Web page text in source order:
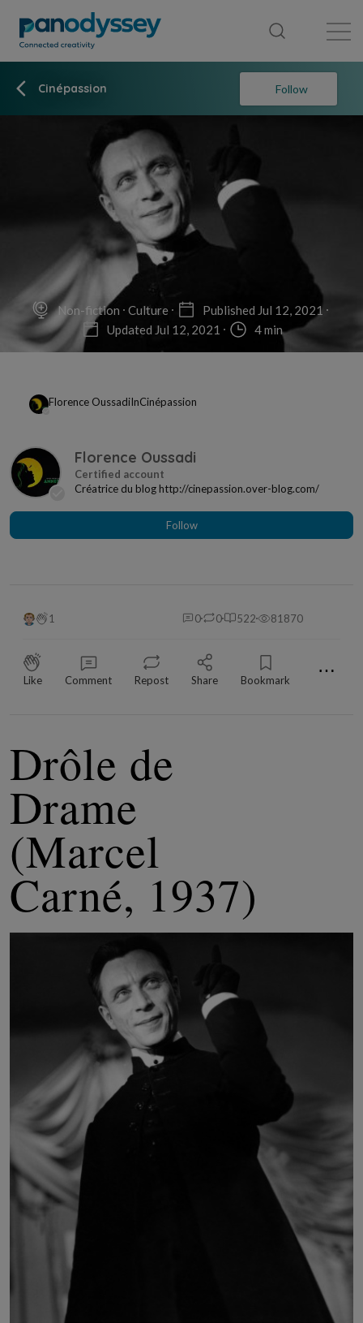
Cinépassion Follow
Non-fiction Culture
Published Jul 12, 2021
Updated Jul 12, 2021
4 min
Florence OussadiInCinépassion
Florence Oussadi
Créatrice du blog http://cinepassion.over-blog.com/
Follow
1 0 0 522 81870
Like Comment Repost Share Bookmark ⋯
Drôle de
Drame
(Marcel
Carné, 1937)